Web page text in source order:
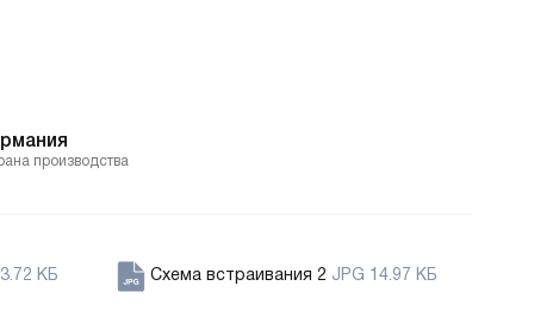
производства
КБ Схема встраивания 2 JPG 14.97 КБ